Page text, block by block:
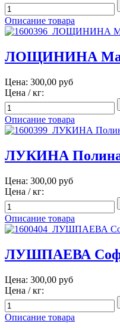
Описание товара
ЛОЩИНИНА
Цена: 300,00 руб
Цена / кг:
Описание товара
ЛУКИНА Полина
Цена: 300,00 руб
Цена / кг:
Описание товара
ЛУШПАЕВА
Цена: 300,00 руб
Цена / кг:
Описание товара